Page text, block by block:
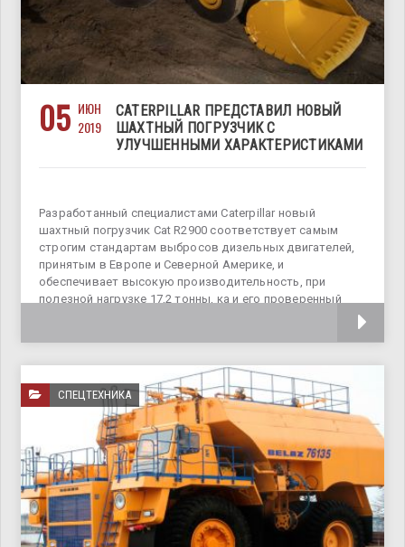
05 ИЮН
2019
CATERPILLAR ПРЕДСТАВИЛ НОВЫЙ
ШАХТНЫЙ ПОГРУЗЧИК С
УЛУЧШЕННЫМИ ХАРАКТЕРИСТИКАМИ
Разработанный специалистами Caterpillar новый
шахтный погрузчик Cat R2900 соответствует самым
строгим стандартам выбросов дизельных двигателей,
принятым в Европе и Северной Америке, и
обеспечивает высокую производительность, при
полезной нагрузке 17,2 тонны, ка и его проверенный
временем предшественник. На Cat R2900 используются
СПЕЦТЕХНИКА